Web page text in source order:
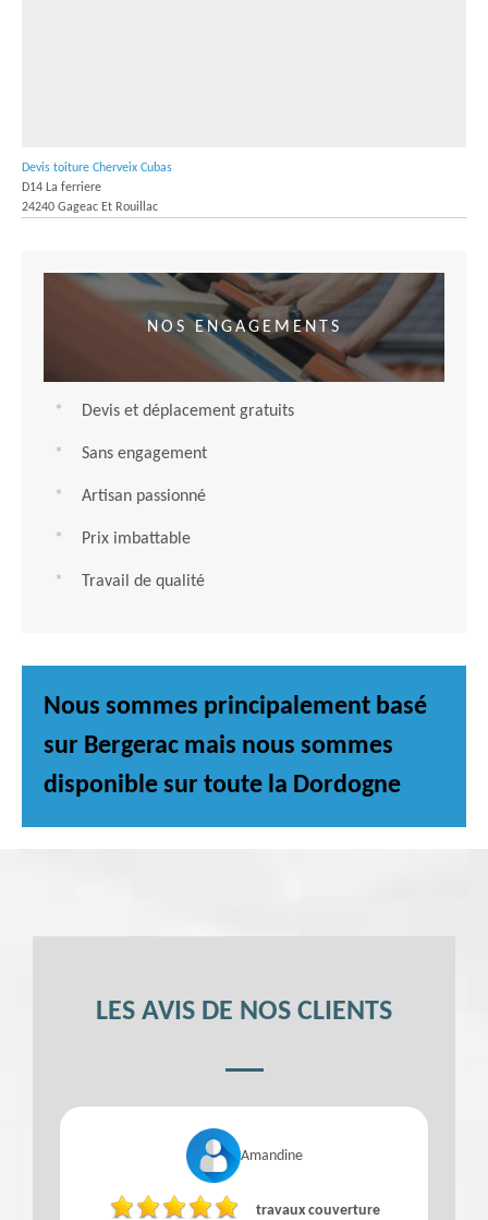
Devis toiture Cherveix Cubas
D14 La ferriere
24240 Gageac Et Rouillac
NOS ENGAGEMENTS
Devis et déplacement gratuits
Sans engagement
Artisan passionné
Prix imbattable
Travail de qualité
Nous sommes principalement basé
sur Bergerac mais nous sommes
disponible sur toute la Dordogne
LES AVIS DE NOS CLIENTS
Amandine
travaux couverture